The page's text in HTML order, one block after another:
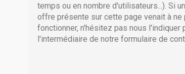
temps ou en nombre d'utilisateurs...). Si
offre présente sur cette page venait à ne
fonctionner, n'hésitez pas nous l'indiquer
l'intermédiaire de notre formulaire de